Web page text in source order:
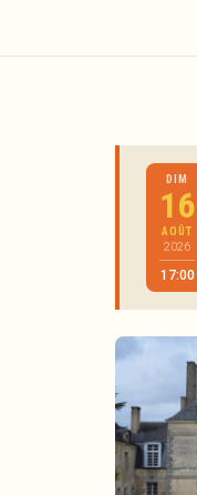
DIM
16
AOÛT
2026
17:00